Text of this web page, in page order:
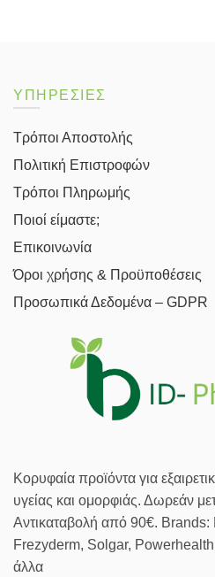
ΥΠΗΡΕΣΙΕΣ
Τρόποι Αποστολής
Πολιτική Επιστροφών
Τρόποι Πληρωμής
Ποιοί είμαστε;
Επικοινωνία
Όροι χρήσης & Προϋποθέσεις
Προσωπικά Δεδομένα – GDPR
Κορυφαία προϊόντα για
υγείας και ομορφιάς. Δωρεάν
Αντικαταβολή από 90€.
Frezyderm, Solgar,
άλλα